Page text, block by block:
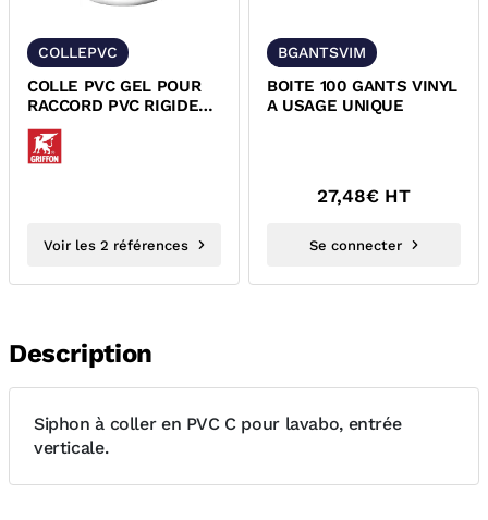
COLLEPVC
COLLE PVC GEL POUR
RACCORD PVC RIGIDE
PRESSION ET
EVACUATION GRIFFON...
Voir les 2 références
BGANTSVIM
BOITE 100 GANTS VINYL
A USAGE UNIQUE
27,48€ HT
Se connecter
Description
Siphon à coller en PVC C pour lavabo, entrée
verticale.